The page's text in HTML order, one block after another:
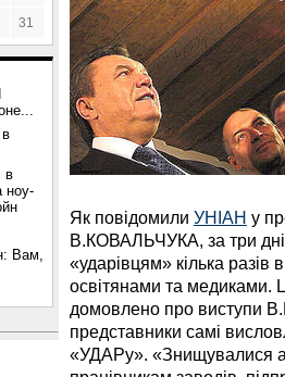
31
в
ноу-
Вам,
Як повідомили УНІАН у
В.КОВАЛЬЧУКА, за три
«ударівцям» кілька разів
освітянами та медиками.
домовлено про виступи
представники самі
«УДАРу». «Знищувалися